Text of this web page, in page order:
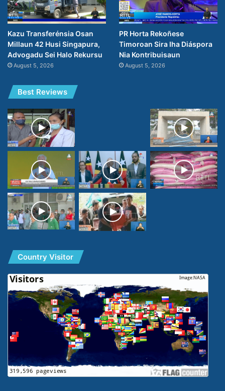
Kazu Transferénsia Osan
Millaun 42 Husi Singapura,
Advogadu Sei Halo Rekursu
August 5, 2026
PR Horta Rekoñese
Timoroan Sira Iha Diáspora
Nia Kontribuisaun
August 5, 2026
Best Reviews
Country Visitor